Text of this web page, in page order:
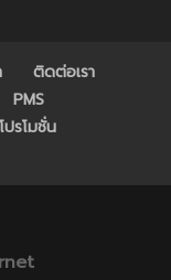
ติดต่อเรา
PMS
ปรโมชั่น